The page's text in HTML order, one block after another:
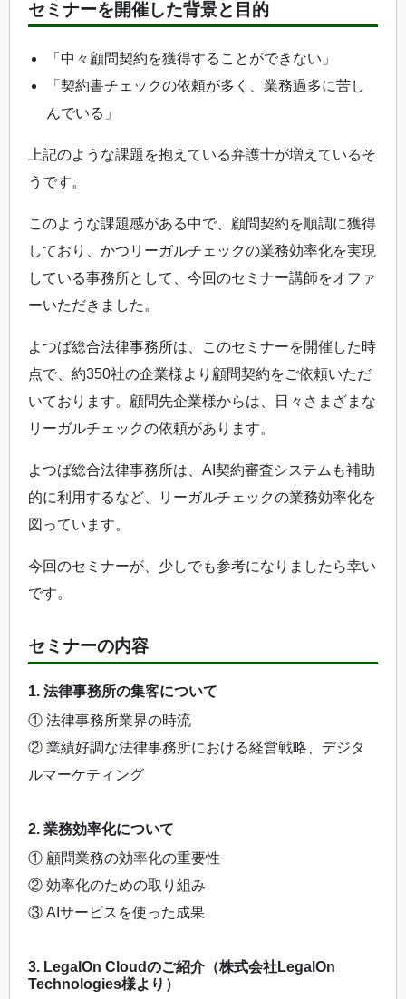
セミナーを開催した背景と目的
「中々顧問契約を獲得することができない」
「契約書チェックの依頼が多く、業務過多に苦し
んでいる」
上記のような課題を抱えている弁護士が増えているそ
うです。
このような課題感がある中で、顧問契約を順調に獲得
しており、かつリーガルチェックの業務効率化を実現
している事務所として、今回のセミナー講師をオファ
ーいただきました。
よつば総合法律事務所は、このセミナーを開催した時
点で、約350社の企業様より顧問契約をご依頼いただ
いております。顧問先企業様からは、日々さまざまな
リーガルチェックの依頼があります。
よつば総合法律事務所は、AI契約審査システムも補助
的に利用するなど、リーガルチェックの業務効率化を
図っています。
今回のセミナーが、少しでも参考になりましたら幸い
です。
セミナーの内容
1. 法律事務所の集客について
① 法律事務所業界の時流
② 業績好調な法律事務所における経営戦略、デジタ
ルマーケティング
2. 業務効率化について
① 顧問業務の効率化の重要性
② 効率化のための取り組み
③ AIサービスを使った成果
3. LegalOn Cloudのご紹介（株式会社LegalOn
Technologies様より）